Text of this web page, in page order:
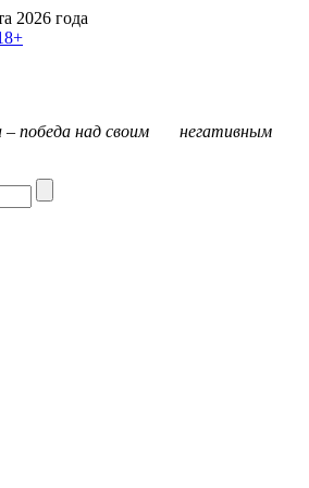
2026 года
– победа над своим негативным